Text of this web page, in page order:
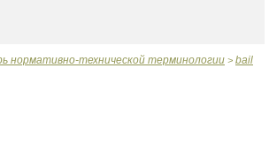
нормативно-технической терминологии > bail